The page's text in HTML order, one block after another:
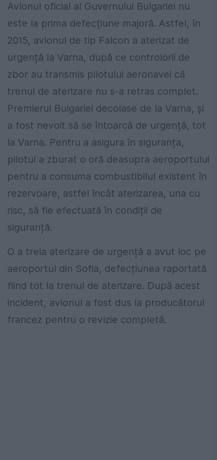
Avionul oficial al Guvernului Bulgariei nu
este la prima defecțiune majoră. Astfel, în
2015, avionul de tip Falcon a aterizat de
urgență la Varna, după ce controlorii de
zbor au transmis pilotului aeronavei că
trenul de aterizare nu s-a retras complet.
Premierul Bulgariei decolase de la Varna, și
a fost nevoit să se întoarcă de urgență, tot
la Varna. Pentru a asigura în siguranța,
pilotul a zburat o oră deasupra aeroportului
pentru a consuma combustibilul existent în
rezervoare, astfel încât aterizarea, una cu
risc, să fie efectuată în condiții de
siguranță.
O a treia aterizare de urgență a avut loc pe
aeroportul din Sofia, defecțiunea raportată
fiind tot la trenul de aterizare. După acest
incident, avionul a fost dus la producătorul
francez pentru o revizie completă.